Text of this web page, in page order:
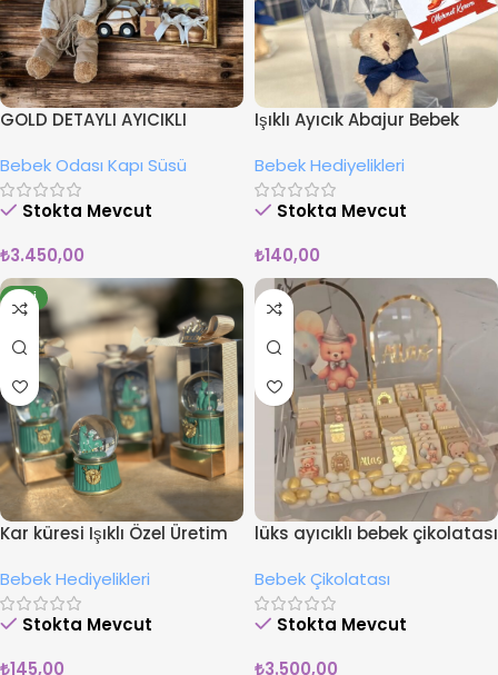
GOLD DETAYLI AYICIKLI
Bebek Odası Kapı Süsü
Stokta Mevcut
₺3.450,00
Işıklı Ayıcık Abajur Bebek
Bebek Hediyelikleri
Stokta Mevcut
₺140,00
YENI
Kar küresi Işıklı Özel Üretim
Bebek Hediyelikleri
Stokta Mevcut
₺145,00
lüks ayıcıklı bebek çikolatası
Bebek Çikolatası
Stokta Mevcut
₺3.500,00